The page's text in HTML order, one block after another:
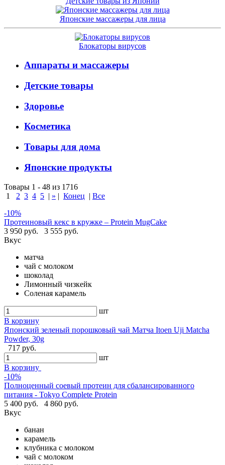
Японские массажеры для лица
Блокаторы вирусов
Аппараты и массажеры
Детские товары
Здоровье
Косметика
Товары для дома
Японские продукты
Товары 1 - 48 из 1716
1
2 3 4 5 | » | Конец | Все
-10%
Протеиновый кекс в кружке – Protein MugCake
3 950 руб.
3 555 руб.
Вкус
матча
чай с молоком
шоколад
Лимонный чизкейк
Соленая карамель
шт
В корзину
Японский зеленый порошковый чай Матча Itoen Uji Matcha
Powder, 30g
717 руб.
шт
В корзину
-10%
Полноценный соевый протеин для сбалансированного
питания - Tokyo Complete Protein
5 400 руб.
4 860 руб.
Вкус
банан
карамель
клубника с молоком
чай с молоком